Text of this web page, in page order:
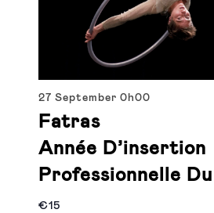
27 September0h00
Fatras
Année D’insertion
Professionnelle
€15